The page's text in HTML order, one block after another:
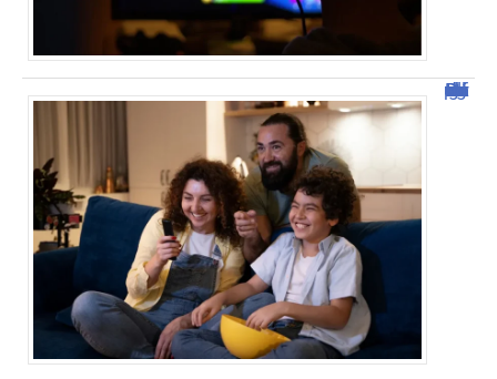
Découvrez Domgrav : la nouvelle plateforme de streaming